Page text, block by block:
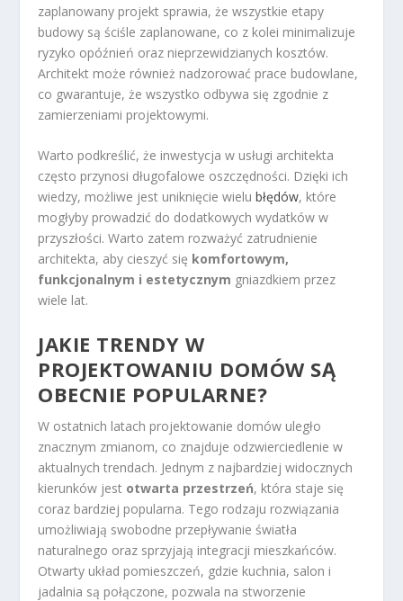
zaplanowany projekt sprawia, że wszystkie etapy
budowy są ściśle zaplanowane, co z kolei minimalizuje
ryzyko opóźnień oraz nieprzewidzianych kosztów.
Architekt może również nadzorować prace budowlane,
co gwarantuje, że wszystko odbywa się zgodnie z
zamierzeniami projektowymi.
Warto podkreślić, że inwestycja w usługi architekta
często przynosi długofalowe oszczędności. Dzięki ich
wiedzy, możliwe jest uniknięcie wielubłędów, które
mogłyby prowadzić do dodatkowych wydatków w
przyszłości. Warto zatem rozważyć zatrudnienie
architekta, aby cieszyć się komfortowym,
funkcjonalnym i estetycznym gniazdkiem przez
wiele lat.
JAKIE TRENDY W
PROJEKTOWANIU DOMÓW SĄ
OBECNIE POPULARNE?
W ostatnich latach projektowanie domów uległo
znacznym zmianom, co znajduje odzwierciedlenie w
aktualnych trendach. Jednym z najbardziej widocznych
kierunków jest otwarta przestrzeń, która staje się
coraz bardziej popularna. Tego rodzaju rozwiązania
umożliwiają swobodne przepływanie światła
naturalnego oraz sprzyjają integracji mieszkańców.
Otwarty układ pomieszczeń, gdzie kuchnia, salon i
jadalnia są połączone, pozwala na stworzenie